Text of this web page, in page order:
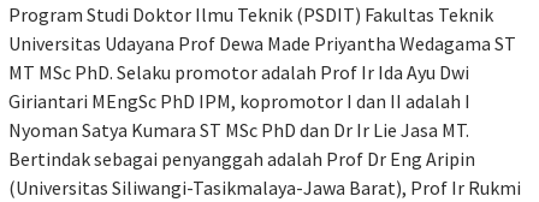
Program Studi Doktor Ilmu Teknik (PSDIT) Fakultas Teknik
Universitas Udayana Prof Dewa Made Priyantha Wedagama ST
MT MSc PhD. Selaku promotor adalah Prof Ir Ida Ayu Dwi
Giriantari MEngSc PhD IPM, kopromotor I dan II adalah I
Nyoman Satya Kumara ST MSc PhD dan Dr Ir Lie Jasa MT.
Bertindak sebagai penyanggah adalah Prof Dr Eng Aripin
(Universitas Siliwangi-Tasikmalaya-Jawa Barat), Prof Ir Rukmi